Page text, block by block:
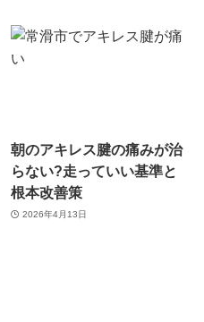
朝のアキレス腱の痛みが治
らない?走っていい基準と
根本改善策
2026年4月13日